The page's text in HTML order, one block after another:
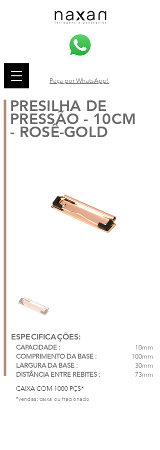
Peça por WhatsApp!
PRESILHA DE
PRESSÃO - 10CM
- ROSÊ-GOLD
ESPECIFICAÇÕES:
CAPACIDADE :
COMPRIMENTO DA BASE :
LARGURA DA BASE :
DISTÂNCIA ENTRE REBITES :
10mm
100mm
30mm
73mm
CAIXA COM 1000 PÇS*
*vendas: caixa ou fracionado